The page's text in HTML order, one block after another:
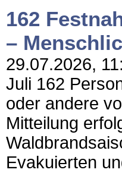
162
–
29.07.2026,
Juli 162
oder andere
Mitteilung
Evakuierten